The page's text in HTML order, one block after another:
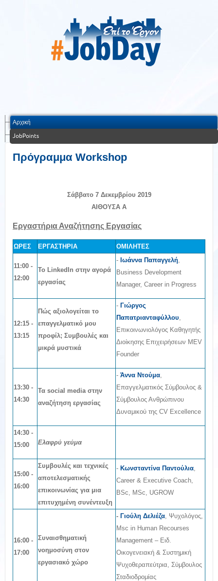
Αρχική
JobPoints
Πρόγραμμα Workshop
Σάββατο 7 Δεκεμβρίου 2019
ΑΙΘΟΥΣΑ Α
Εργαστήρια Αναζήτησης Εργασίας
ΩΡΕΣ ΕΡΓΑΣΤΗΡΙΑ ΟΜΙΛΗΤΕΣ
11:00 -
12:00
Το LinkedIn στην αγορά
εργασίας
- Ιωάννα Παπαγγελή,
Business Development
Manager, Career in Progress
12:15 -
13:15
Πώς αξιολογείται το
επαγγελματικό μου
προφίλ; Συμβουλές και
μικρά μυστικά
- Γιώργος
Παπατριανταφύλλου,
Επικοινωνιολόγος Καθηγητής
Διοίκησης Επιχειρήσεων MEV
Founder
13:30 -
14:30
Τα social media στην
αναζήτηση εργασίας
- Άννα Ντούμα,
Επαγγελματικός Σύμβουλος &
Σύμβουλος Ανθρώπινου
Δυναμικού της CV Excellence
14:30 -
15:00
Ελαφρύ γεύμα
15:00 -
16:00
Συμβουλές και τεχνικές
αποτελεσματικής
επικοινωνίας για μια
επιτυχημένη συνέντευξη
- Κωνσταντίνα Παντούλια,
Career & Executive Coach,
BSc, MSc, UGROW
16:00 -
17:00
Συναισθηματική
νοημοσύνη στον
εργασιακό χώρο
- Γιούλη Δελιέζα, Ψυχολόγος,
Msc in Human Recourses
Management – Ειδ.
Οικογενειακή & Συστημική
Ψυχοθεραπεύτρια, Σύμβουλος
Σταδιοδρομίας